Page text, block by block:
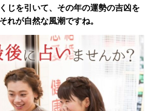
じを引いて、その年の運勢の吉凶を
れが自然な風潮ですね。